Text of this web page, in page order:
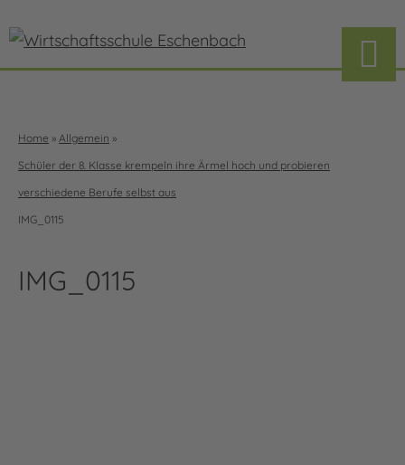
Home » Allgemein »
Schüler der 8. Klasse krempeln ihre Ärmel hoch und probieren
verschiedene Berufe selbst aus
IMG_0115
IMG_0115